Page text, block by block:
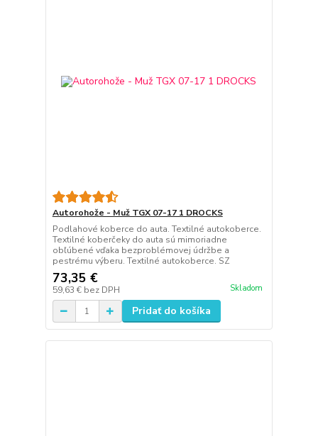
Autorohože - Muž TGX 07-17 1 DROCKS
Podlahové koberce do auta. Textilné autokoberce.
Textilné koberčeky do auta sú mimoriadne
obľúbené vďaka bezproblémovej údržbe a
pestrému výberu. Textilné autokoberce. SZ
73,35 €
59,63 € bez DPH Skladom
Pridať do košíka